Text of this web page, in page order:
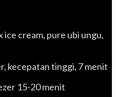
ice cream, pure ubi ungu,
kecepatan tinggi, 7 menit
15-20 menit